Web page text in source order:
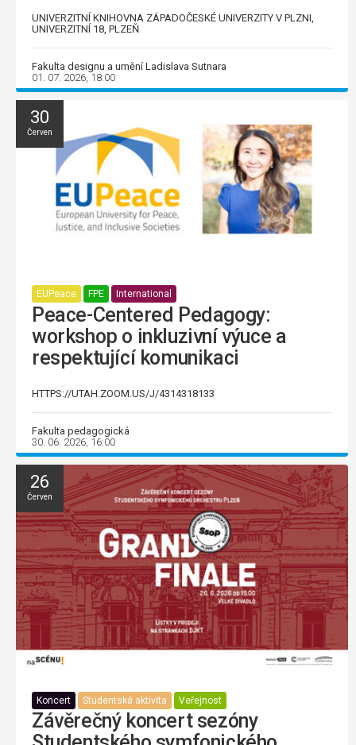
UNIVERZITNÍ KNIHOVNA ZÁPADOČESKÉ UNIVERZITY V PLZNI,
UNIVERZITNÍ 18, PLZEŇ
Fakulta designu a umění Ladislava Sutnara
01. 07. 2026, 18:00
30
Červen
EUPeace FPE International
Peace-Centered Pedagogy:
workshop o inkluzivní výuce a
respektující komunikaci
HTTPS://UTAH.ZOOM.US/J/4314318133
Fakulta pedagogická
30. 06. 2026, 16:00
26
Červen
Koncert Studentská aktivita Veřejnost
Závěrečný koncert sezóny